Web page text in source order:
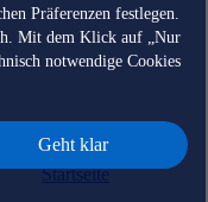
Präferenzen festlegen.
Mit dem Klick auf „Nur
notwendige Cookies
Geht klar
Startseite